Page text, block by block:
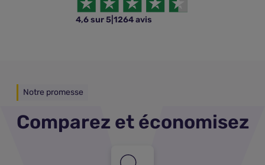
4,6 sur 5 1264 avis
Notre promesse
Comparez et économisez